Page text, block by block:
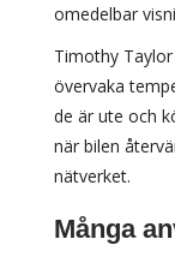
omedelbar
Timothy
övervaka
de är ute och
när bilen
nätverket.
Många